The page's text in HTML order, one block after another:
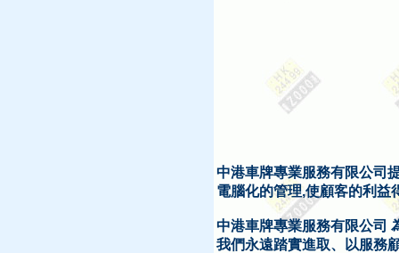
中港車牌專業服務有限公司
電腦化的管理,使顧客的利益
中港車牌專業服務有限公司
我們永遠踏實進取、以服務